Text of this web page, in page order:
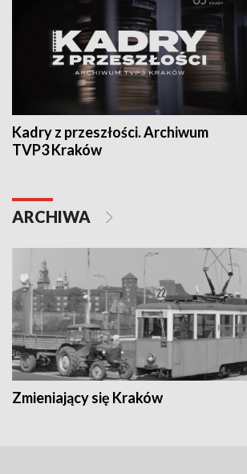
Kadry z przeszłości. Archiwum
TVP3 Kraków
ARCHIWA
Zmieniający się Kraków